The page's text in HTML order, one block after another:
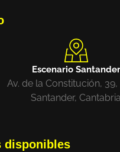
Escenario Santander
Av. de la Constitución, 39,
Santander, Cantabria
disponibles